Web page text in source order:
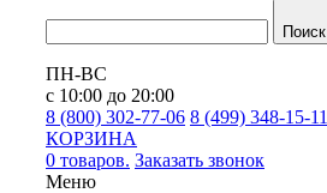
Поиск
ПН-ВС
с 10:00 до 20:00
8 (800) 302-77-06 8 (499) 348-15-11
КОРЗИНА
0 товаров. Заказать звонок
Меню